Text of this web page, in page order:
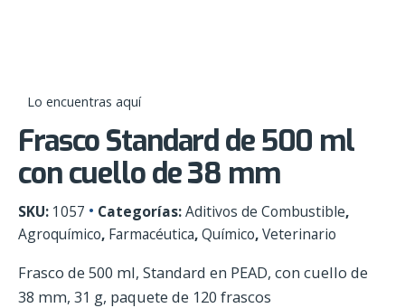
Lo encuentras aquí
Frasco Standard de 500 ml
con cuello de 38 mm
SKU: 1057 Categorías:Aditivos de Combustible,
Agroquímico, Farmacéutica,Químico,Veterinario
Frasco de 500 ml, Standard en PEAD, con cuello de
38 mm, 31 g, paquete de 120 frascos